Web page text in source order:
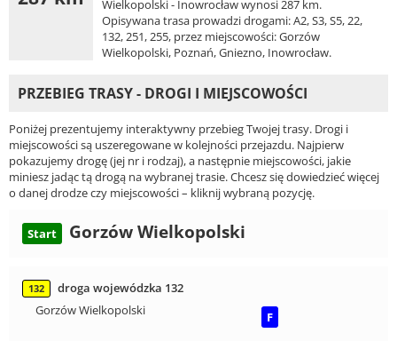
Wielkopolski - Inowrocław wynosi 287 km.
Opisywana trasa prowadzi drogami: A2, S3, S5, 22,
132, 251, 255, przez miejscowości: Gorzów
Wielkopolski, Poznań, Gniezno, Inowrocław.
PRZEBIEG TRASY - DROGI I MIEJSCOWOŚCI
Poniżej prezentujemy interaktywny przebieg Twojej trasy. Drogi i
miejscowości są uszeregowane w kolejności przejazdu. Najpierw
pokazujemy drogę (jej nr i rodzaj), a następnie miejscowości, jakie
miniesz jadąc tą drogą na wybranej trasie. Chcesz się dowiedzieć więcej
o danej drodze czy miejscowości – kliknij wybraną pozycję.
Start Gorzów Wielkopolski
132
droga wojewódzka 132
Gorzów Wielkopolski
F